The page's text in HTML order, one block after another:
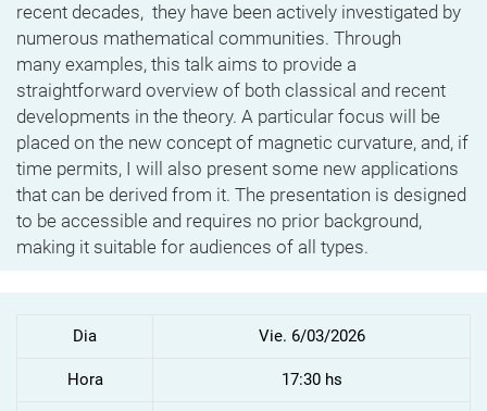
recent decades, they have been actively investigated by
numerous mathematical communities. Through
many examples, this talk aims to provide a
straightforward overview of both classical and recent
developments in the theory. A particular focus will be
placed on the new concept of magnetic curvature, and, if
time permits, I will also present some new applications
that can be derived from it. The presentation is designed
to be accessible and requires no prior background,
making it suitable for audiences of all types.
Dia Vie. 6/03/2026
Hora 17:30 hs